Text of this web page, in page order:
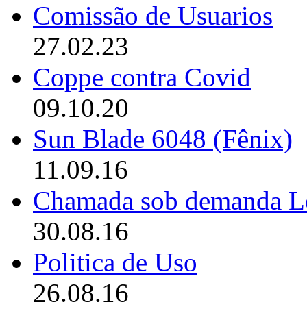
Comissão de Usuarios
27.02.23
Coppe contra Covid
09.10.20
Sun Blade 6048 (Fênix)
11.09.16
Chamada sob demanda
30.08.16
Politica de Uso
26.08.16